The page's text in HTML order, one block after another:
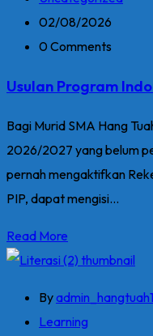
02/08/2026
0 Comments
Usulan Program
Bagi Murid SMA Hang
2026/2027 yang belum
pernah mengaktifkan
PIP, dapat mengisi...
Read More
Byadmin_hangtuah1
Learning